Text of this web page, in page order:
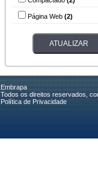
Página Web (2)
Embrapa
Todos os direitos reservados,
Política de Privacidade